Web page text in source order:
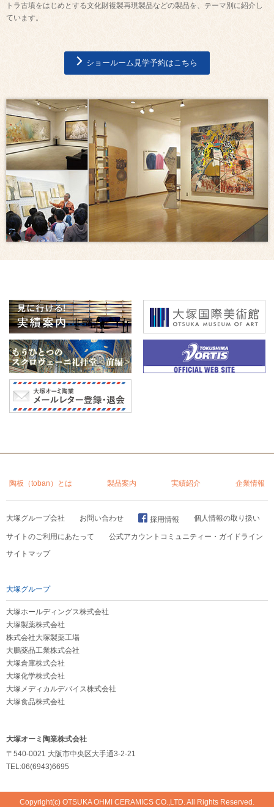
トラ古墳をはじめとする文化財複製再現製品などの製品を、テーマ別に紹介し
ています。
ショールーム見学予約はこちら
陶板（toban）とは 製品案内 実績紹介 企業情報
大塚グループ会社 お問い合わせ 採用情報 個人情報の取り扱い
サイトのご利用にあたって
公式アカウントコミュニティー・ガイドライン
サイトマップ
大塚グループ
大塚ホールディングス株式会社
大塚製薬株式会社
株式会社大塚製薬工場
大鵬薬品工業株式会社
大塚倉庫株式会社
大塚化学株式会社
大塚メディカルデバイス株式会社
大塚食品株式会社
大塚オーミ陶業株式会社
〒540-0021 大阪市中央区大手通3-2-21
TEL:06(6943)6695
Copyright(c) OTSUKA OHMI CERAMICS CO.,LTD. All Rights Reserved.